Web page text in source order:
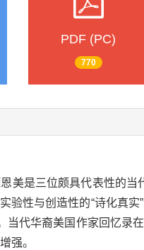
PDF (PC)
770
美是三位颇具代表性的当
验性与创造性的“诗化真
当代华裔美国作家回忆录
强。